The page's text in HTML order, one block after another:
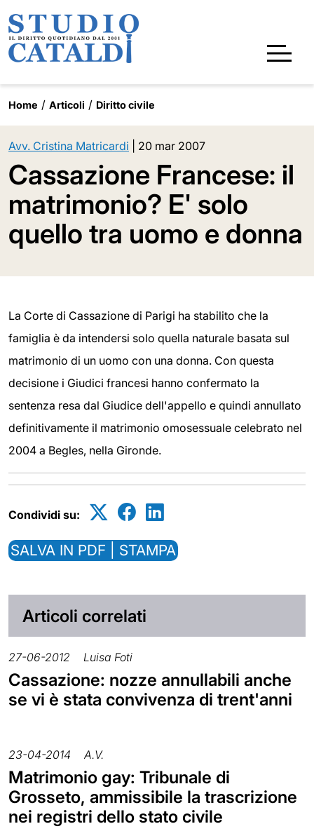
Home Articoli Diritto civile
Avv. Cristina Matricardi 20 mar 2007
Cassazione Francese: il
matrimonio? E' solo
quello tra uomo e donna
La Corte di Cassazione di Parigi ha stabilito che la
famiglia è da intendersi solo quella naturale basata sul
matrimonio di un uomo con una donna. Con questa
decisione i Giudici francesi hanno confermato la
sentenza resa dal Giudice dell'appello e quindi annullato
definitivamente il matrimonio omosessuale celebrato nel
2004 a Begles, nella Gironde.
Condividi su:
SALVA IN PDF | STAMPA
Articoli correlati
27-06-2012 Luisa Foti
Cassazione: nozze annullabili anche
se vi è stata convivenza di trent'anni
23-04-2014 A.V.
Matrimonio gay: Tribunale di
Grosseto, ammissibile la trascrizione
nei registri dello stato civile